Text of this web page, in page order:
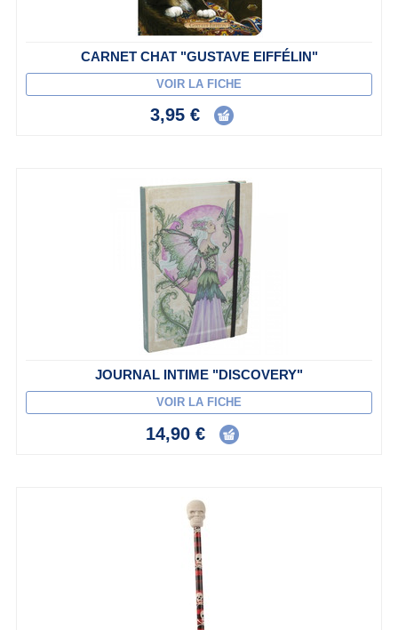
CARNET CHAT "GUSTAVE EIFFÉLIN"
VOIR LA FICHE
3,95 €
JOURNAL INTIME "DISCOVERY"
VOIR LA FICHE
14,90 €